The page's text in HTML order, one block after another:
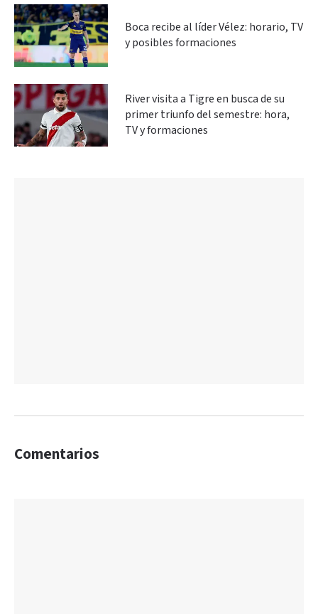
Boca recibe al líder Vélez: horario, TV
y posibles formaciones
River visita a Tigre en busca de su
primer triunfo del semestre: hora,
TV y formaciones
Comentarios